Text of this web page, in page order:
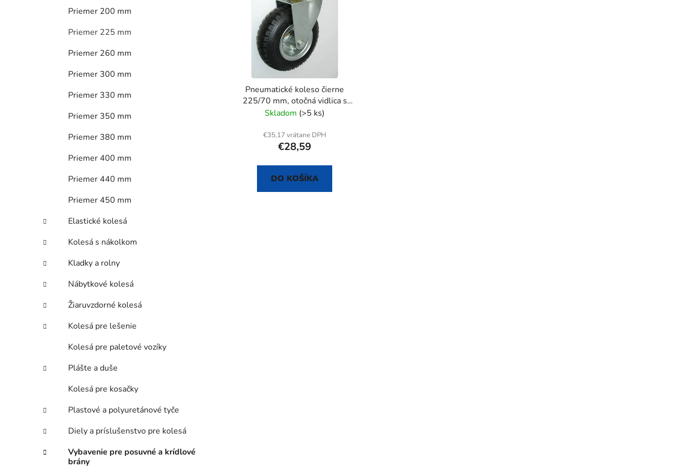
Priemer 200 mm
Priemer 225 mm
Priemer 260 mm
Priemer 300 mm
Priemer 330 mm
Priemer 350 mm
Priemer 380 mm
Priemer 400 mm
Priemer 440 mm
Priemer 450 mm
Elastické kolesá
Kolesá s nákolkom
Kladky a rolny
Nábytkové kolesá
Žiaruvzdorné kolesá
Kolesá pre lešenie
Kolesá pre paletové vozíky
Plášte a duše
Kolesá pre kosačky
Plastové a polyuretánové tyče
Diely a príslušenstvo pre kolesá
Vybavenie pre posuvné a krídlové
brány
Pneumatické koleso čierne
225/70 mm, otočná vidlica s
doskou
Skladom (>5 ks)
€35,17 vrátane DPH
€28,59
DO KOŠÍKA